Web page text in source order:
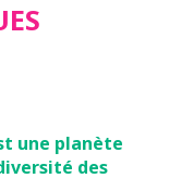
une planète
des